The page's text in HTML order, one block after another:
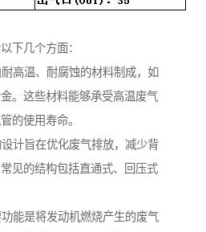
下几个方面：
高温、耐腐蚀的材料制成，如
。这些材料能够承受高温废气
的使用寿命。
计旨在优化废气排放，减少背
见的结构包括直通式、回压式
能是将发动机燃烧产生的废气